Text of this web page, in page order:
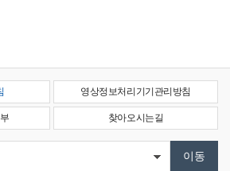
영상정보처리기기관리방침
찾아오시는길